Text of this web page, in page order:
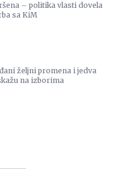
– politika vlasti dovela
sa KiM
željni promena i jedva
na izborima